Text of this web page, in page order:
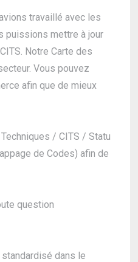
travaillé avec les
puissions mettre à jour
Notre Carte des
Vous pouvez
afin que de mieux
/ CITS / Statu
de Codes) afin de
question
dans le